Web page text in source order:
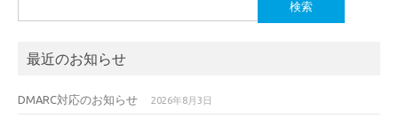
索:
最近のお知らせ
DMARC対応のお知らせ 2026年8月3日